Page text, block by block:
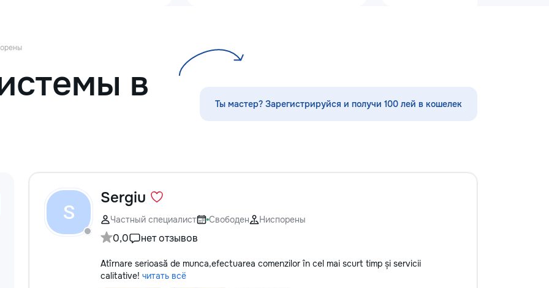
спектр услуг, используя
быстрота и точность в установке
протечек, замена смесителей,
в
Ты мастер? Зарегистрируйся и получи 100 лей в кошелек
S
Sergiu
Частный специалист Свободен Ниспорены
0,0 нет отзывов
Atîrnare serioasă de munca,efectuarea comenzilor în cel mai scurt timp și servicii
calitative! читать всё